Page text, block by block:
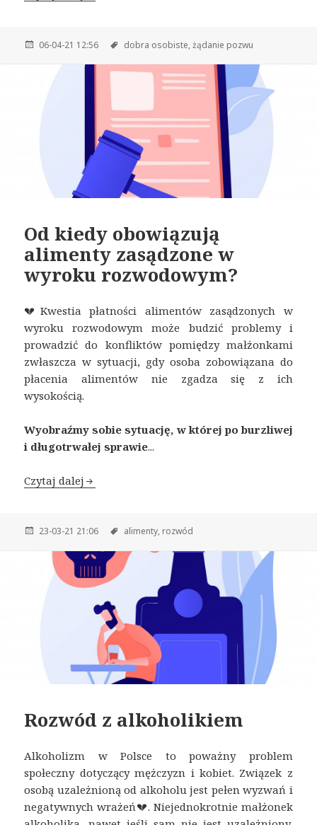
06-04-21 12:56 dobra osobiste, żądanie pozwu
Od kiedy obowiązują
alimenty zasądzone w
wyroku rozwodowym?
💔Kwestia płatności alimentów zasądzonych w
wyroku rozwodowym może budzić problemy i
prowadzić do konfliktów pomiędzy małżonkami
zwłaszcza w sytuacji, gdy osoba zobowiązana do
płacenia alimentów nie zgadza się z ich
wysokością.
Wyobraźmy sobie sytuację, w której po burzliwej
i długotrwałej sprawie...
Czytaj dalej
23-03-21 21:06 alimenty, rozwód
Rozwód z alkoholikiem
Alkoholizm w Polsce to poważny problem
społeczny dotyczący mężczyzn i kobiet. Związek z
osobą uzależnioną od alkoholu jest pełen wyzwań i
negatywnych wrażeń💔. Niejednokrotnie małżonek